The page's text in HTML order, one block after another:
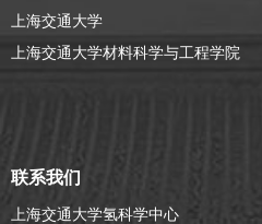
上海交通大学
上海交通大学材料科学与工程学院
联系我们
上海交通大学氢科学中心